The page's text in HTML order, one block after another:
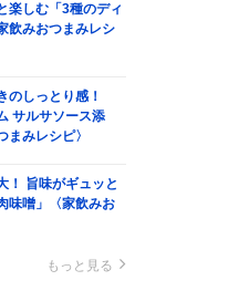
楽しむ「3種のディ
飲みおつまみレシ
のしっとり感！
サルサソース添
まみレシピ〉
！ 旨味がギュッと
味噌」〈家飲みお
もっと見る